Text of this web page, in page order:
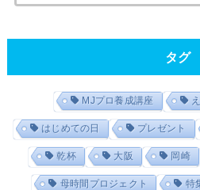
タグ
MJプロ養成講座
はじめての日 プレゼント
乾杯 大阪 岡崎
母時間プロジェクト 特